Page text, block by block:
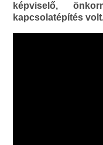
képviselő,
kapcsolatépítés